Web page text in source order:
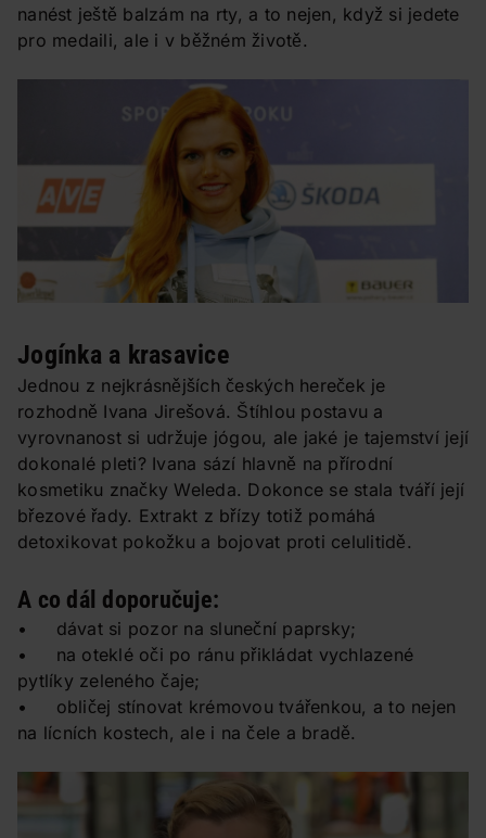
nanést ještě balzám na rty, a to nejen, když si jedete
pro medaili, ale i v běžném životě.
Jogínka a krasavice
Jednou z nejkrásnějších českých hereček je
rozhodně Ivana Jirešová. Štíhlou postavu a
vyrovnanost si udržuje jógou, ale jaké je tajemství její
dokonalé pleti? Ivana sází hlavně na přírodní
kosmetiku značky Weleda. Dokonce se stala tváří její
březové řady. Extrakt z břízy totiž pomáhá
detoxikovat pokožku a bojovat proti celulitidě.
A co dál doporučuje:
• dávat si pozor na sluneční paprsky;
• na oteklé oči po ránu přikládat vychlazené
pytlíky zeleného čaje;
• obličej stínovat krémovou tvářenkou, a to nejen
na lícních kostech, ale i na čele a bradě.